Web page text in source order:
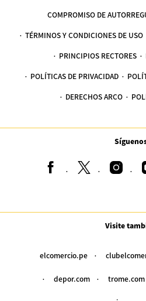
COMPROMISO DE
TÉRMINOS Y CONDICIONES DE USO
PRINCIPIOS RECTORES
POLÍTICAS DE PRIVACIDAD
DERECHOS ARCO
Visite
elcomercio.pe
depor.com trome.com